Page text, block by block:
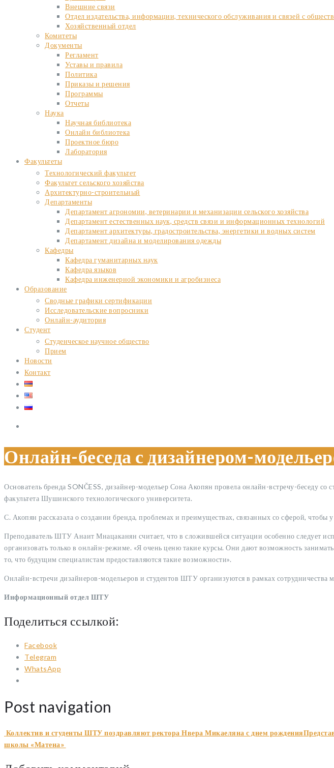
Внешние связи
Отдел издательства, информации, технического обслуживания и связей с
Хозяйственный отдел
Комитеты
Документы
Регламент
Уставы и правила
Политика
Приказы и решения
Программы
Отчеты
Наука
Научная библиотека
Онлайн библиотека
Проектное бюро
Лаборатория
Факультеты
Технологический факультет
Факультет сельского хозяйства
Архитектурно-строительный
Департаменты
Департамент агрономии, ветеринарии и механизации сельского хозяйства
Департамент естественных наук, средств связи и информационных технологий
Департамент архитектуры, градостроительства, энергетики и водных систем
Департамент дизайна и моделирования одежды
Кафедры
Кафедра гуманитарных наук
Кафедра языков
Кафедра инженерной экономики и агробизнеса
Образование
Сводные графики сертификации
Исследовательские вопросники
Онлайн-аудитория
Студент
Студенческое научное общество
Прием
Новости
Контакт
Онлайн-беседа с дизайнером-
Основатель бренда SONČESS, дизайнер-модельер Сона Акопян провела онлайн-встречу-беседу
факультета Шушинского технологического университета.
С. Акопян рассказала о создании бренда, проблемах и преимуществах, связанных со сферой, чтобы
Преподаватель ШТУ Анаит Мнацаканян считает, что в сложившейся ситуации особенно следует
организовать только в онлайн-режиме. «Я очень ценю такие курсы. Они дают возможность
то, что будущим специалистам предоставляются такие возможности».
Онлайн-встречи дизайнеров-модельеров и студентов ШТУ организуются в рамках
Информационный отдел ШТУ
Поделиться ссылкой:
Facebook
Telegram
WhatsApp
Post navigation
Коллектив и студенты ШТУ поздравляют ректора Нвера Микаеляна с днем рождения
школы «Матена»